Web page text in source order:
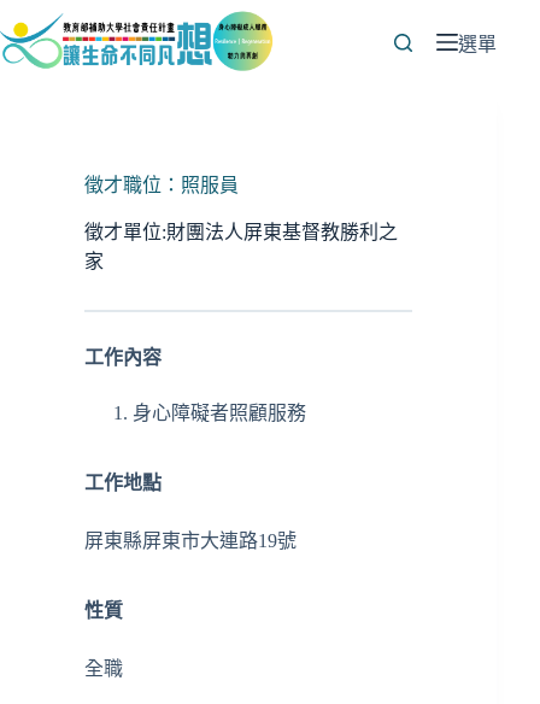
至
選單
徵才職位：照服員
徵才單位:財團法人屏東基督教勝利之
家
工作內容
身心障礙者照顧服務
工作地點
屏東縣屏東市大連路19號
性質
全職